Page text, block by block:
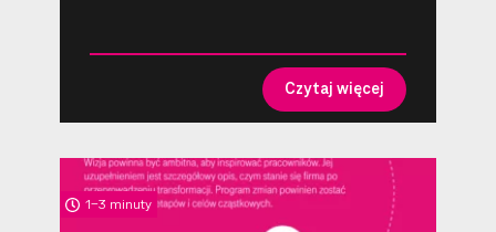
Czytaj więcej
1-3 minuty